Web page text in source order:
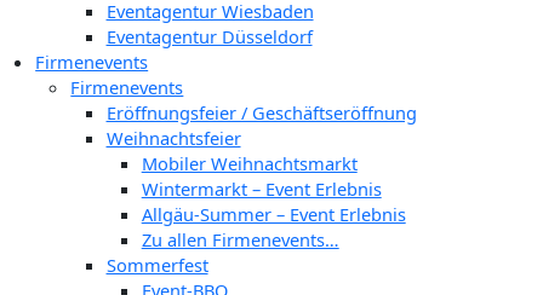
Eventagentur Wiesbaden
Eventagentur Düsseldorf
Firmenevents
Firmenevents
Eröffnungsfeier / Geschäftseröffnung
Weihnachtsfeier
Mobiler Weihnachtsmarkt
Wintermarkt – Event Erlebnis
Allgäu-Summer – Event Erlebnis
Zu allen Firmenevents…
Sommerfest
Event-BBQ